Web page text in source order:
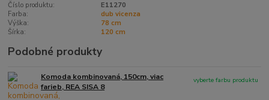
Číslo produktu:
E11270
Farba:
dub vicenza
Výška:
78 cm
Šírka:
120 cm
Podobné produkty
Komoda kombinovaná, 150cm, viac
farieb, REA SISA 8
vyberte farbu produktu